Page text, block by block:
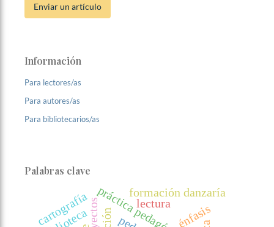
Enviar un artículo
Información
Para lectores/as
Para autores/as
Para bibliotecarios/as
Palabras clave
p
r
á
c
t
i
c
a
e
d
a
g
ó
g
i
c
énfasis
lectura
formación danzaría
cartografía